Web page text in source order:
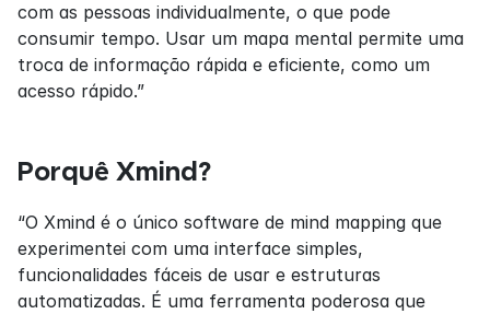
com as pessoas individualmente, o que pode
consumir tempo. Usar um mapa mental permite uma
troca de informação rápida e eficiente, como um
acesso rápido.”
Porquê Xmind?
“O Xmind é o único software de mind mapping que
experimentei com uma interface simples,
funcionalidades fáceis de usar e estruturas
automatizadas. É uma ferramenta poderosa que